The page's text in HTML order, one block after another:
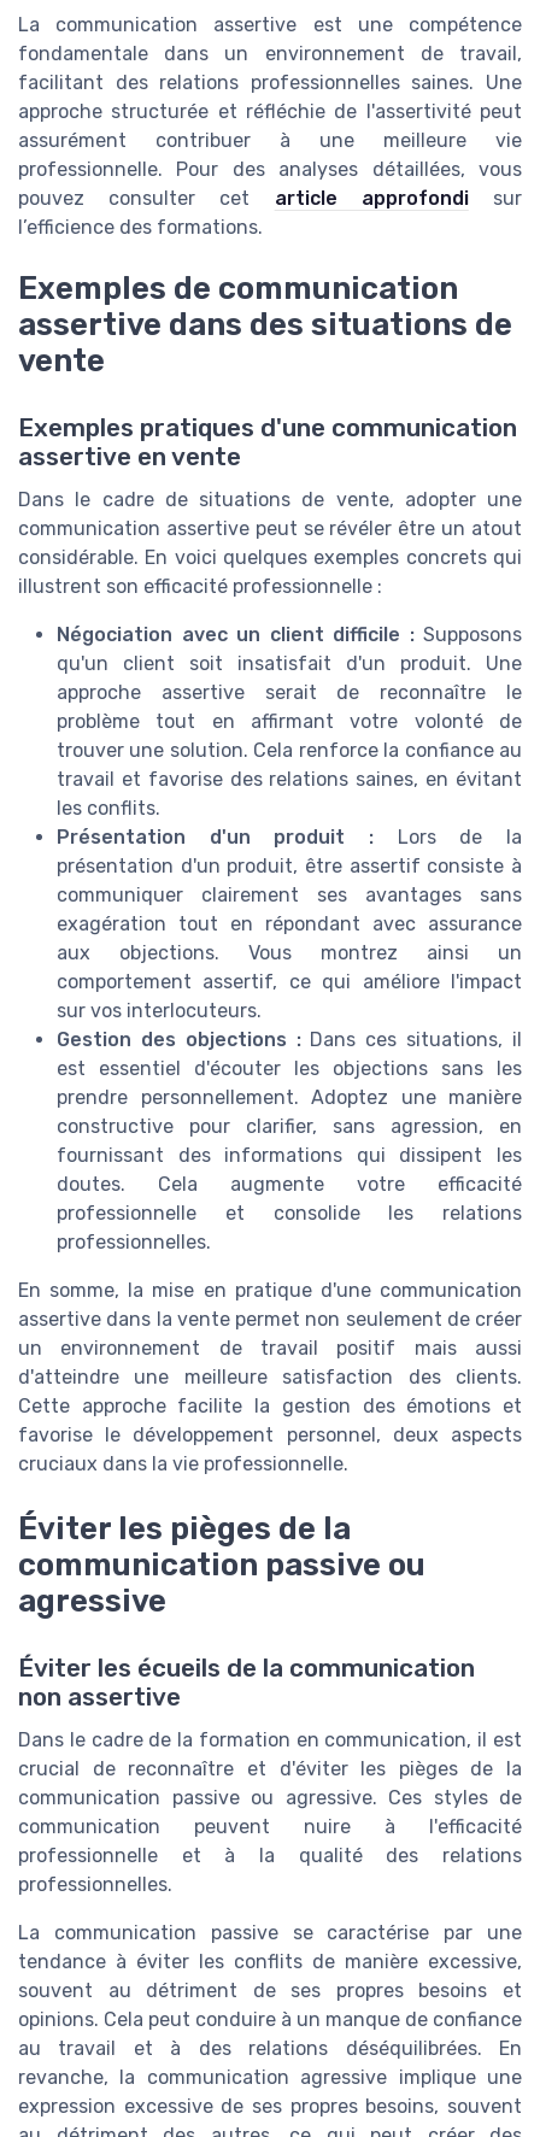
La communication assertive est une compétence
fondamentale dans un environnement de travail,
facilitant des relations professionnelles saines. Une
approche structurée et réfléchie de l'assertivité peut
assurément contribuer à une meilleure vie
professionnelle. Pour des analyses détaillées, vous
pouvez consulter cet article approfondisur
l’efficience des formations.
Exemples de communication
assertive dans des situations de
vente
Exemples pratiques d'une communication
assertive en vente
Dans le cadre de situations de vente, adopter une
communication assertive peut se révéler être un atout
considérable. En voici quelques exemples concrets qui
illustrent son efficacité professionnelle :
Négociation avec un client difficile :Supposons
qu'un client soit insatisfait d'un produit. Une
approche assertive serait de reconnaître le
problème tout en affirmant votre volonté de
trouver une solution. Cela renforce la confiance au
travail et favorise des relations saines, en évitant
les conflits.
Présentation d'un produit : Lors de la
présentation d'un produit, être assertif consiste à
communiquer clairement ses avantages sans
exagération tout en répondant avec assurance
aux objections. Vous montrez ainsi un
comportement assertif, ce qui améliore l'impact
sur vos interlocuteurs.
Gestion des objections :Dans ces situations, il
est essentiel d'écouter les objections sans les
prendre personnellement. Adoptez une manière
constructive pour clarifier, sans agression, en
fournissant des informations qui dissipent les
doutes. Cela augmente votre efficacité
professionnelle et consolide les relations
professionnelles.
En somme, la mise en pratique d'une communication
assertive dans la vente permet non seulement de créer
un environnement de travail positif mais aussi
d'atteindre une meilleure satisfaction des clients.
Cette approche facilite la gestion des émotions et
favorise le développement personnel, deux aspects
cruciaux dans la vie professionnelle.
Éviter les pièges de la
communication passive ou
agressive
Éviter les écueils de la communication
non assertive
Dans le cadre de la formation en communication, il est
crucial de reconnaître et d'éviter les pièges de la
communication passive ou agressive. Ces styles de
communication peuvent nuire à l'efficacité
professionnelle et à la qualité des relations
professionnelles.
La communication passive se caractérise par une
tendance à éviter les conflits de manière excessive,
souvent au détriment de ses propres besoins et
opinions. Cela peut conduire à un manque de confiance
au travail et à des relations déséquilibrées. En
revanche, la communication agressive implique une
expression excessive de ses propres besoins, souvent